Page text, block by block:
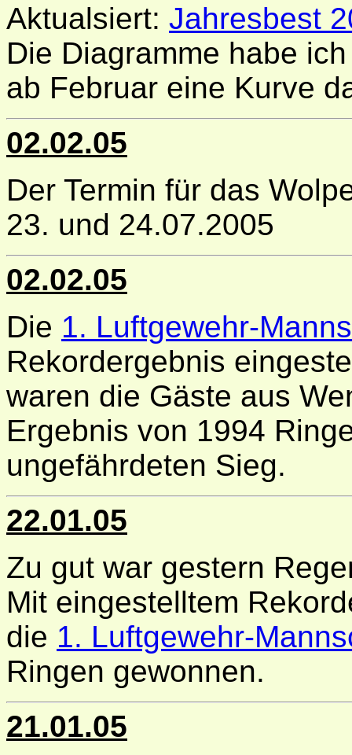
Aktualsiert: Jahresbest
Die Diagramme habe
ab Februar eine Kurve
02.02.05
Der Termin für das
23. und 24.07.2005
02.02.05
Die 1. Luftgewehr-
Rekordergebnis
waren die Gäste aus
Ergebnis von 1994
ungefährdeten Sieg.
22.01.05
Zu gut war gestern
Mit eingestelltem
die 1. Luftgewehr-
Ringen gewonnen.
21.01.05